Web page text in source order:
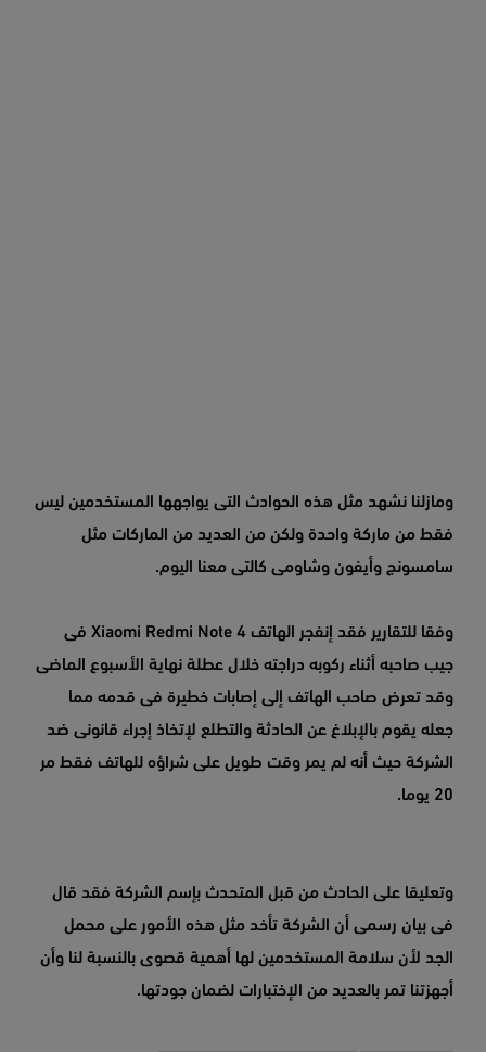
ومازلنا نشهد مثل هذه الحوادث التى يواجهها المستخدمين ليس
فقط من ماركة واحدة ولكن من العديد من الماركات مثل
سامسونج وأيفون وشاومى كالتى معنا اليوم.
وفقا للتقارير فقد إنفجر الهاتف Xiaomi Redmi Note 4 فى
جيب صاحبه أثناء ركوبه دراجته خلال عطلة نهاية الأسبوع الماضى
وقد تعرض صاحب الهاتف إلى إصابات خطيرة فى قدمه مما
جعله يقوم بالإبلاغ عن الحادثة والتطلع لإتخاذ إجراء قانونى ضد
الشركة حيث أنه لم يمر وقت طويل على شراؤه للهاتف فقط مر
20 يوما.
وتعليقا على الحادث من قبل المتحدث بإسم الشركة فقد قال
فى بيان رسمى أن الشركة تأخد مثل هذه الأمور على محمل
الجد لأن سلامة المستخدمين لها أهمية قصوى بالنسبة لنا وأن
أجهزتنا تمر بالعديد من الإختبارات لضمان جودتها.